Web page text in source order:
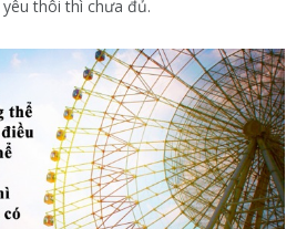
thôi thì chưa đủ.